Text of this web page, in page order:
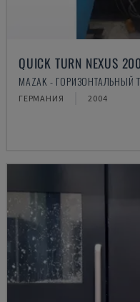
QUICK TURN NEXUS
MAZAK -
ГЕРМАНИЯ 2004